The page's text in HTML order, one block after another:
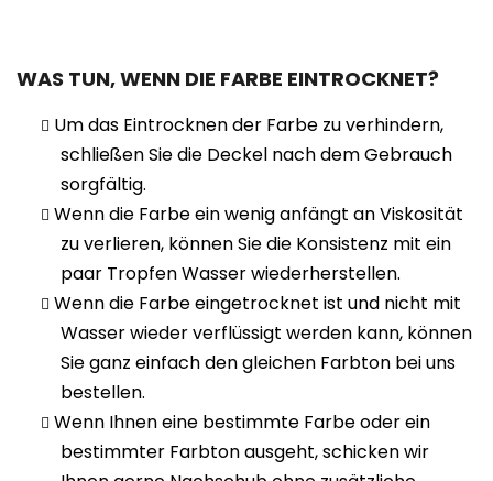
WAS TUN, WENN DIE FARBE EINTROCKNET?
Um das Eintrocknen der Farbe zu verhindern,
schließen Sie die Deckel nach dem Gebrauch
sorgfältig.
Wenn die Farbe ein wenig anfängt an Viskosität
zu verlieren, können Sie die Konsistenz mit ein
paar Tropfen Wasser wiederherstellen.
Wenn die Farbe eingetrocknet ist und nicht mit
Wasser wieder verflüssigt werden kann, können
Sie ganz einfach den gleichen Farbton bei uns
bestellen.
Wenn Ihnen eine bestimmte Farbe oder ein
bestimmter Farbton ausgeht, schicken wir